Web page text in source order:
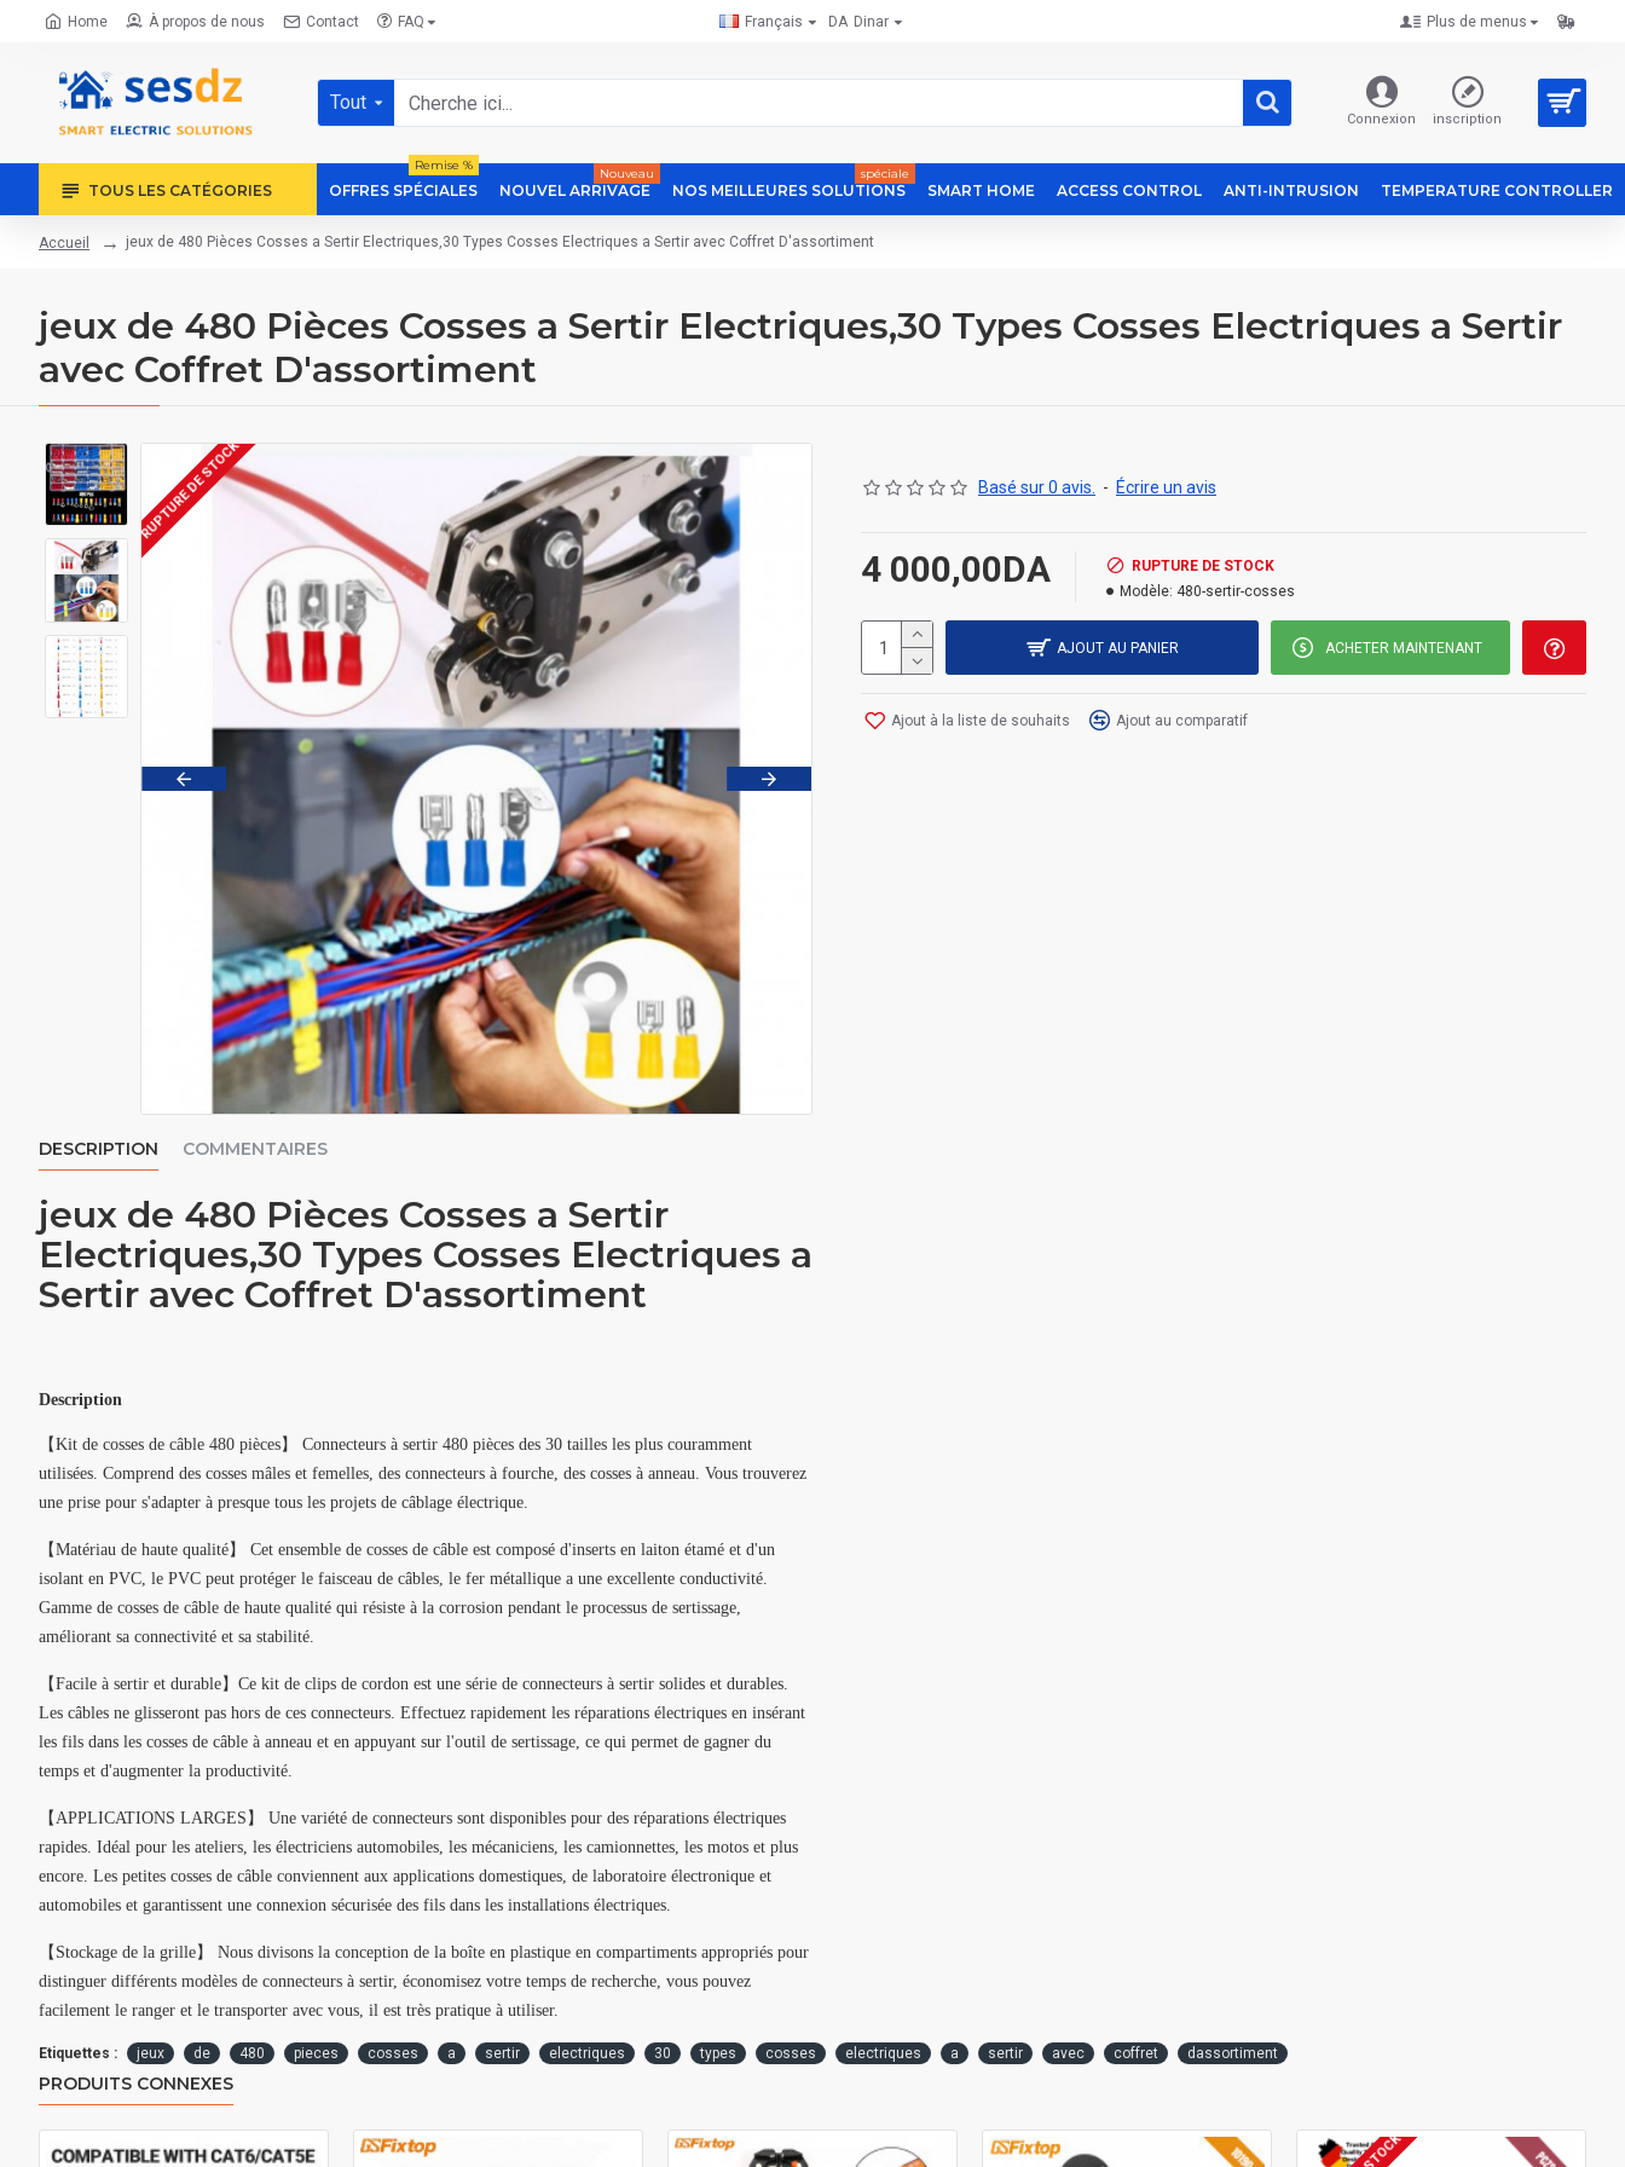
Home À propos de nous Contact FAQ Français DA Dinar Plus de menus
Tout
Connexion inscription
TOUS LES CATÉGORIES OFFRES SPÉCIALES
Remise %
NOUVEL ARRIVAGE
Nouveau
NOS MEILLEURES SOLUTIONS
spéciale
SMART HOME ACCESS CONTROL ANTI-INTRUSION TEMPERATURE CONTROLLER
Accueil jeux de 480 Pièces Cosses a Sertir Electriques,30 Types Cosses Electriques a Sertir avec Coffret D'assortiment
jeux de 480 Pièces Cosses a Sertir Electriques,30 Types Cosses Electriques a Sertir
avec Coffret D'assortiment
RUPTURE DE STOCK
DESCRIPTION COMMENTAIRES
jeux de 480 Pièces Cosses a Sertir
Electriques,30 Types Cosses Electriques a
Sertir avec Coffret D'assortiment
Description
【Kit de cosses de câble 480 pièces】 Connecteurs à sertir 480 pièces des 30 tailles les plus couramment
utilisées. Comprend des cosses mâles et femelles, des connecteurs à fourche, des cosses à anneau. Vous trouverez
une prise pour s'adapter à presque tous les projets de câblage électrique.
【Matériau de haute qualité】 Cet ensemble de cosses de câble est composé d'inserts en laiton étamé et d'un
isolant en PVC, le PVC peut protéger le faisceau de câbles, le fer métallique a une excellente conductivité.
Gamme de cosses de câble de haute qualité qui résiste à la corrosion pendant le processus de sertissage,
améliorant sa connectivité et sa stabilité.
【Facile à sertir et durable】Ce kit de clips de cordon est une série de connecteurs à sertir solides et durables.
Les câbles ne glisseront pas hors de ces connecteurs. Effectuez rapidement les réparations électriques en insérant
les fils dans les cosses de câble à anneau et en appuyant sur l'outil de sertissage, ce qui permet de gagner du
temps et d'augmenter la productivité.
【APPLICATIONS LARGES】 Une variété de connecteurs sont disponibles pour des réparations électriques
rapides. Idéal pour les ateliers, les électriciens automobiles, les mécaniciens, les camionnettes, les motos et plus
encore. Les petites cosses de câble conviennent aux applications domestiques, de laboratoire électronique et
automobiles et garantissent une connexion sécurisée des fils dans les installations électriques.
【Stockage de la grille】 Nous divisons la conception de la boîte en plastique en compartiments appropriés pour
distinguer différents modèles de connecteurs à sertir, économisez votre temps de recherche, vous pouvez
facilement le ranger et le transporter avec vous, il est très pratique à utiliser.
Basé sur 0 avis. - Écrire un avis
4 000,00DA
RUPTURE DE STOCK
Modèle: 480-sertir-cosses
AJOUT AU PANIER ACHETER MAINTENANT
Ajout à la liste de souhaits Ajout au comparatif
Etiquettes : jeux de 480 pieces cosses a sertir electriques 30 types cosses electriques a sertir avec coffret dassortiment
PRODUITS CONNEXES